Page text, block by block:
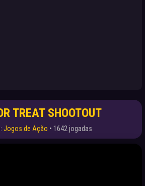
TREAT SHOOTOUT
Jogos de Ação • 1642 jogadas